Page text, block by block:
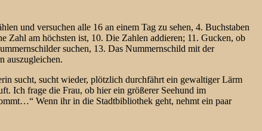
und versuchen alle 16 an einem Tag zu sehen, 4. Buchstaben
Zahl am höchsten ist, 10. Die Zahlen addieren; 11. Gucken, ob
suchen, 13. Das Nummernschild mit der
auszugleichen.
sucht, sucht wieder, plötzlich durchfährt ein gewaltiger Lärm
Ich frage die Frau, ob hier ein größerer Seehund im
Wenn ihr in die Stadtbibliothek geht, nehmt ein paar